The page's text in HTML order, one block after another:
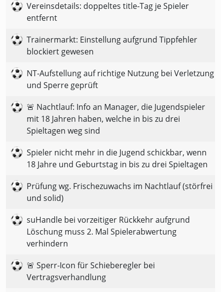
Vereinsdetails: doppeltes title-Tag je Spieler
entfernt
Trainermarkt: Einstellung aufgrund Tippfehler
blockiert gewesen
NT-Aufstellung auf richtige Nutzung bei Verletzung
und Sperre geprüft
🚨 Nachtlauf: Info an Manager, die Jugendspieler
mit 18 Jahren haben, welche in bis zu drei
Spieltagen weg sind
Spieler nicht mehr in die Jugend schickbar, wenn
18 Jahre und Geburtstag in bis zu drei Spieltagen
Prüfung wg. Frischezuwachs im Nachtlauf (störfrei
und solid)
suHandle bei vorzeitiger Rückkehr aufgrund
Löschung muss 2. Mal Spielerabwertung
verhindern
🚨 Sperr-Icon für Schieberegler bei
Vertragsverhandlung